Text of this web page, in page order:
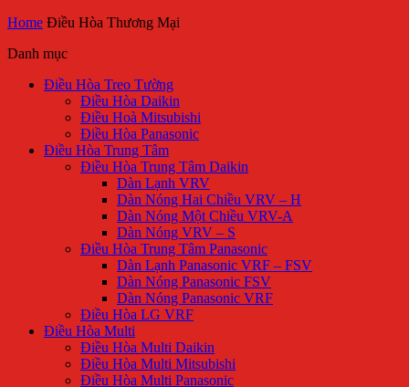
Home Điều Hòa Thương Mại
Danh mục
Điều Hòa Treo Tường
Điều Hòa Daikin
Điều Hoà Mitsubishi
Điều Hòa Panasonic
Điều Hòa Trung Tâm
Điều Hòa Trung Tâm Daikin
Dàn Lạnh VRV
Dàn Nóng Hai Chiều VRV – H
Dàn Nóng Một Chiều VRV-A
Dàn Nóng VRV – S
Điều Hòa Trung Tâm Panasonic
Dàn Lạnh Panasonic VRF – FSV
Dàn Nóng Panasonic FSV
Dàn Nóng Panasonic VRF
Điều Hòa LG VRF
Điều Hòa Multi
Điều Hòa Multi Daikin
Điều Hòa Multi Mitsubishi
Điều Hòa Multi Panasonic